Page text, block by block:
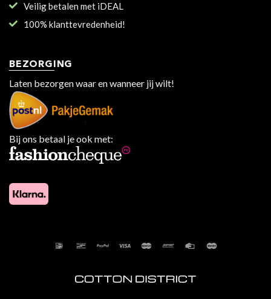
Veilig betalen met iDEAL
100% klanttevredenheid!
BEZORGING
Laten bezorgen waar en wanneer jij wilt!
Bij ons betaal je ook met: